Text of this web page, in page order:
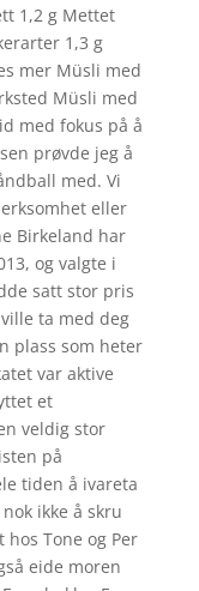
1,2 g Mettet
1,3 g
mer Müsli med
Müsli med
med fokus på å
prøvde jeg å
med. Vi
eller
Birkeland har
og valgte i
satt stor pris
ta med deg
plass som heter
var aktive
et
veldig stor
på
tiden å ivareta
ikke å skru
Tone og Per
eide moren